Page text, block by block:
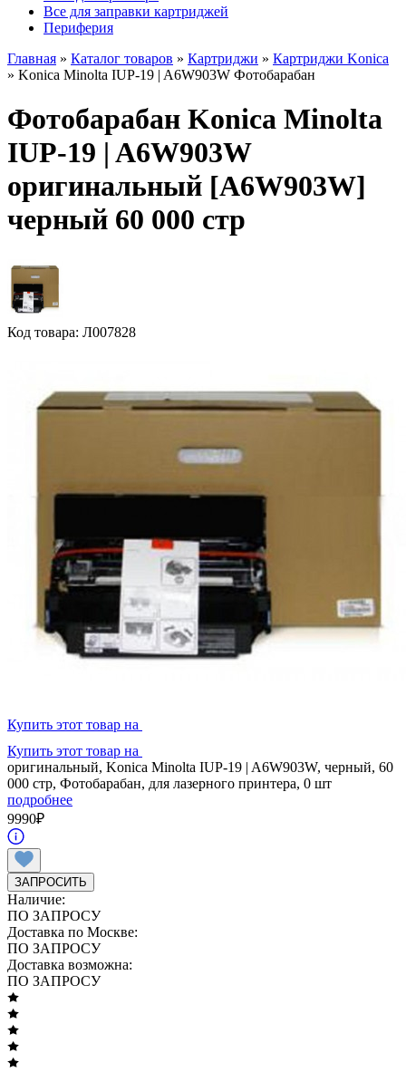
Все для заправки картриджей
Периферия
Главная » Каталог товаров » Картриджи » Картриджи Konica
» Konica Minolta IUP-19 | A6W903W Фотобарабан
Фотобарабан Konica Minolta
IUP-19 | A6W903W
оригинальный [A6W903W]
черный 60 000 стр
Код товара: Л007828
Купить этот товар на
Купить этот товар на
оригинальный, Konica Minolta IUP-19 | A6W903W, черный, 60
000 стр, Фотобарабан, для лазерного принтера, 0 шт
подробнее
9990₽
ЗАПРОСИТЬ
Наличие:
ПО ЗАПРОСУ
Доставка по Москве:
ПО ЗАПРОСУ
Доставка возможна:
ПО ЗАПРОСУ